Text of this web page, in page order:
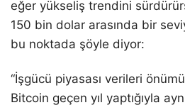
eğer yükseliş trendini
150 bin dolar arasında bir
bu noktada şöyle diyor:
“İşgücü piyasası verileri
Bitcoin geçen yıl yaptığıyla